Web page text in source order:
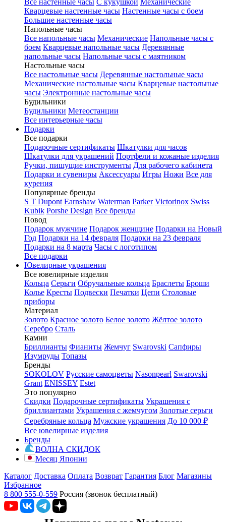
Все настенные часы С кукушкой Механические
Кварцевые настенные часы Настенные часы с боем
Большие настенные часы
Напольные часы
Все напольные часы Механические Напольные часы с
боем Кварцевые напольные часы Деревянные
напольные часы Напольные часы с маятником
Настольные часы
Все настольные часы Деревянные настольные часы
Механические настольные часы Кварцевые настольные
часы Электронные настольные часы
Будильники
Будильники Метеостанции
Все интерьерные часы
Подарки
Все подарки
Подарочные сертификаты Шкатулки для часов
Шкатулки для украшений Портфели и кожаные изделия
Ручки, пишущие инструменты Для рабочего кабинета
Подарки и сувениры Аксессуары Игры Ножи Все для
курения
Популярные бренды
S T Dupont Earnshaw Waterman Parker Victorinox Swiss
Kubik Porshe Design Все бренды
Повод
Подарок мужчине Подарок женщине Подарки на Новый
Год Подарки на 14 февраля Подарки на 23 февраля
Подарки на 8 марта Часы с логотипом
Все подарки
Ювелирные украшения
Все ювелирные изделия
Кольца Серьги Обручальные кольца Браслеты Броши
Колье Кресты Подвески Печатки Цепи Столовые
приборы
Материал
Золото Красное золото Белое золото Жёлтое золото
Серебро Сталь
Камни
Бриллианты Фианиты Жемчуг Swarovski Сапфиры
Изумруды Топазы
Бренды
SOKOLOV Русские самоцветы Nasonpearl Swarovski
Grant ENISSEY Estet
Это популярно
Скидки Подарочные сертификаты Украшения с
бриллиантами Украшения с жемчугом Золотые серьги
Серебряные кольца Мужские украшения До 10 000 ₽
Все ювелирные изделия
Бренды
ВОЛНА СКИДОК
Месяц Японии
Каталог Доставка Оплата Возврат Гарантия Блог Магазины
Избранное
8 800 555-0-559 Россия (звонок бесплатный)